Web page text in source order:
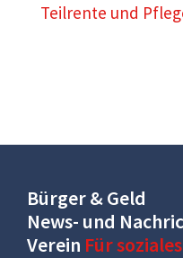
Teilrente und
Bürger & Geld
News- und
Verein Für